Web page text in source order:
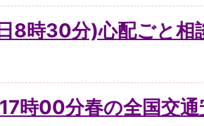
8時30分)心配ごと相
時00分春の全国交